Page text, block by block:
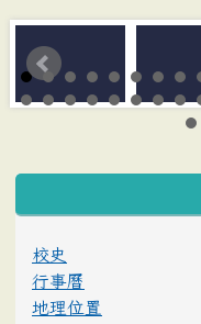
:::
校史
行事曆
地理位置